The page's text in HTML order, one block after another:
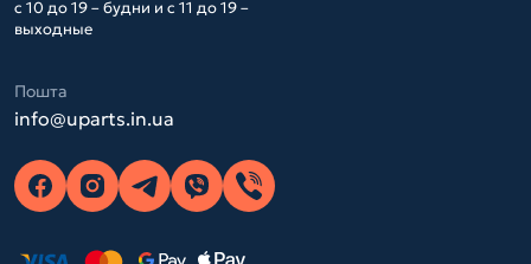
с 10 до 19 – будни и с 11 до 19 –
выходные
Пошта
info@uparts.in.ua